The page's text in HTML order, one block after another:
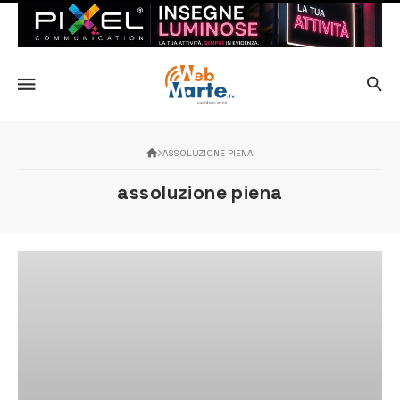
ASSOLUZIONE PIENA
assoluzione piena